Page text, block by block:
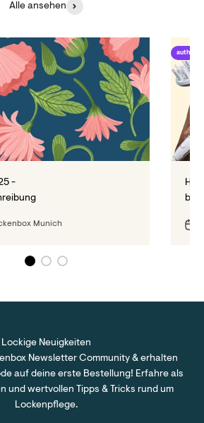
Alle ansehen
-
Munich
Lockige Neuigkeiten
Newsletter Community & erhalten
auf deine erste Bestellung! Erfahre als
und wertvollen Tipps & Tricks rund um
Lockenpflege.